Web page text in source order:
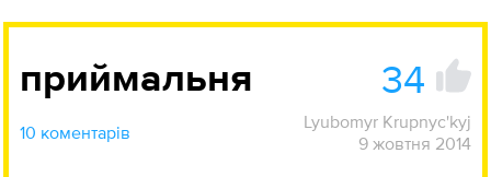
приймальня 34
10 коментарів
Lyubomyr Krupnyc'kyj
9 жовтня 2014